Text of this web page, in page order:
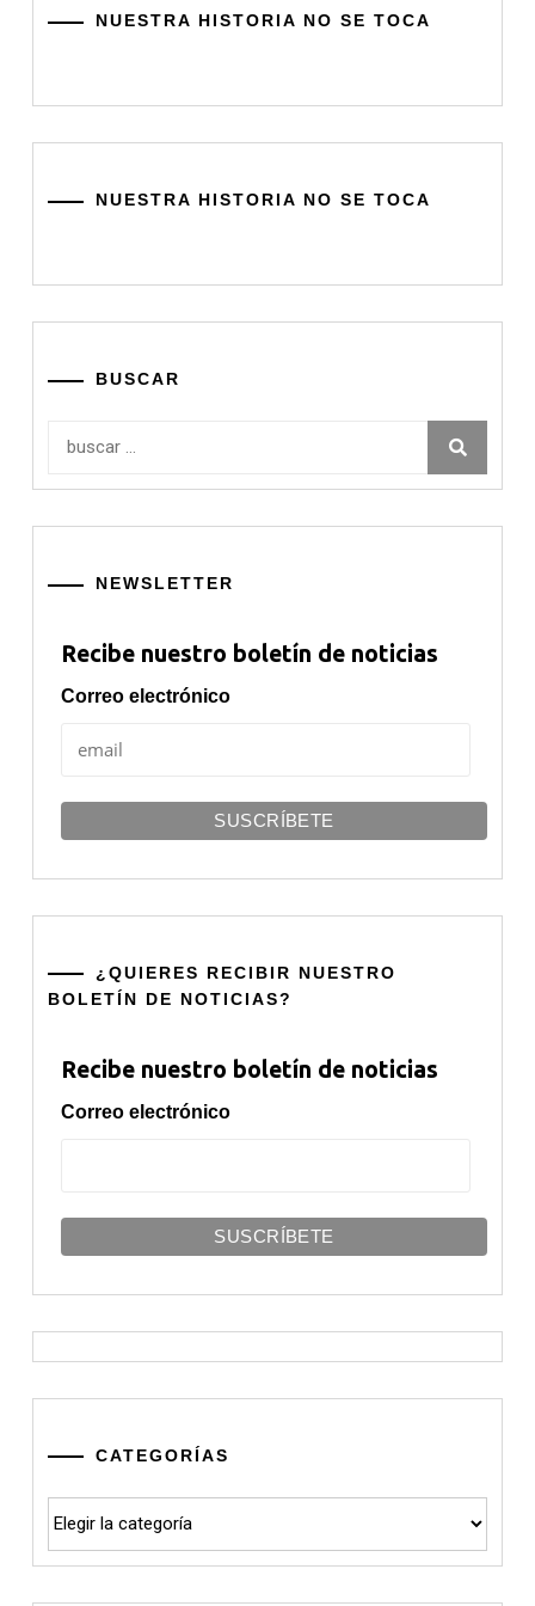
NUESTRA HISTORIA NO SE TOCA
NUESTRA HISTORIA NO SE TOCA
BUSCAR
NEWSLETTER
Recibe nuestro boletín de noticias
Correo electrónico
¿QUIERES RECIBIR NUESTRO
BOLETÍN DE NOTICIAS?
Recibe nuestro boletín de noticias
Correo electrónico
CATEGORÍAS